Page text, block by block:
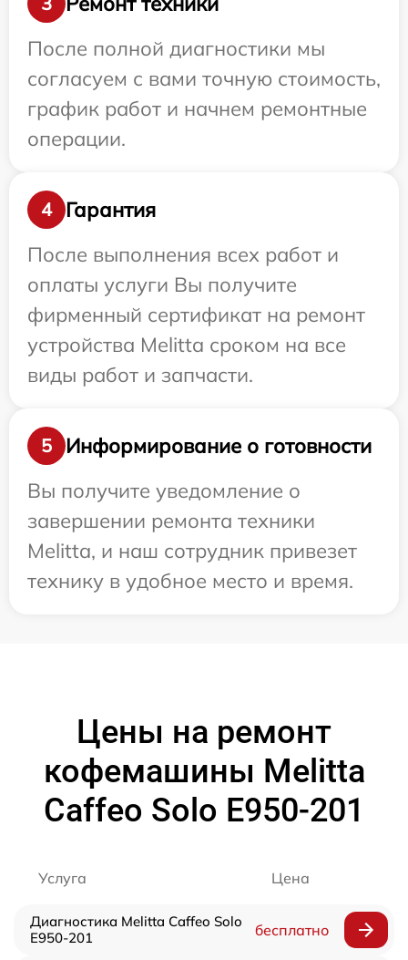
После полной диагностики мы
согласуем с вами точную стоимость,
график работ и начнем ремонтные
операции.
4
Гарантия
После выполнения всех работ и
оплаты услуги Вы получите
фирменный сертификат на ремонт
устройства Melitta сроком на все
виды работ и запчасти.
5
Информирование о готовности
Вы получите уведомление о
завершении ремонта техники
Melitta, и наш сотрудник привезет
технику в удобное место и время.
Цены на ремонт
кофемашины Melitta
Caffeo Solo E950-201
Услуга Цена
Диагностика Melitta Caffeo Solo
E950-201
бесплатно